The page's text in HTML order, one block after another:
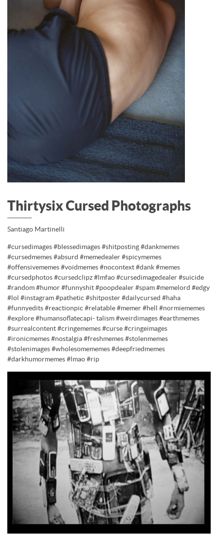
Thirtysix Cursed Photographs
Santiago Martinelli
#cursedimages #blessedimages #shitposting #dankmemes
#cursedmemes #absurd #memedealer #spicymemes
#offensivememes #voidmemes #nocontext #dank #memes
#cursedphotos #cursedclipz #lmfao #cursedimagedealer #suicide
#random #humor #funnyshit #poopdealer #spam #memelord #edgy
#lol #instagram #pathetic #shitposter #dailycursed #haha
#funnyedits #reactionpic #relatable #memer #hell #normiememes
#explore #humansoflatecapi- talism #weirdimages #earthmemes
#surrealcontent #cringememes #curse #cringeimages
#ironicmemes #nostalgia #freshmemes #stolenmemes
#stolenimages #wholesomememes #deepfriedmemes
#darkhumormemes #lmao #rip